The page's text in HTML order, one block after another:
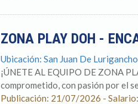
ZONA PLAY DOH -
Ubicación: San Juan De
¡ÚNETE AL EQUIPO DE ZONA
comprometido, con pasión por el
Publicación: 21/07/2026 -